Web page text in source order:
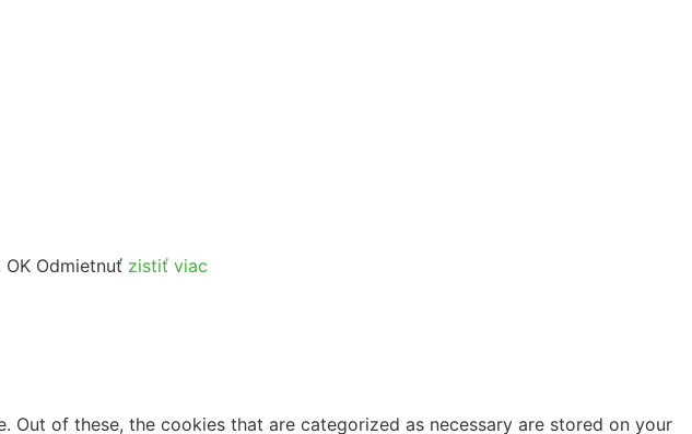
OK Odmietnuť zistiť viac
of these, the cookies that are categorized as necessary are stored on your